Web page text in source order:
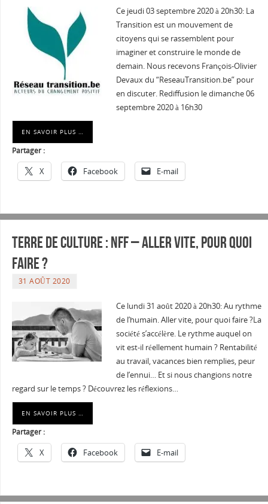
Ce jeudi 03 septembre 2020 à 20h30: La
Transition est un mouvement de
citoyens qui se rassemblent pour
imaginer et construire le monde de
demain. Nous recevons François-Olivier
Devaux du “ReseauTransition.be” pour
en discuter. Rediffusion le dimanche 06
septembre 2020 à 16h30
EN SAVOIR PLUS …
Partager :
X Facebook E-mail
Terre de culture : NFF – Aller vite, pour quoi
faire ?
31 AOÛT 2020
Ce lundi 31 août 2020 à 20h30: Au rythme
de l’humain. Aller vite, pour quoi faire ?La
société s’accélère. Le rythme auquel on
vit est-il réellement humain ? Rentabilité
au travail, vacances bien remplies, peur
de l’ennui… Et si nous changions notre
regard sur le temps ? Découvrez les réflexions…
EN SAVOIR PLUS …
Partager :
X Facebook E-mail